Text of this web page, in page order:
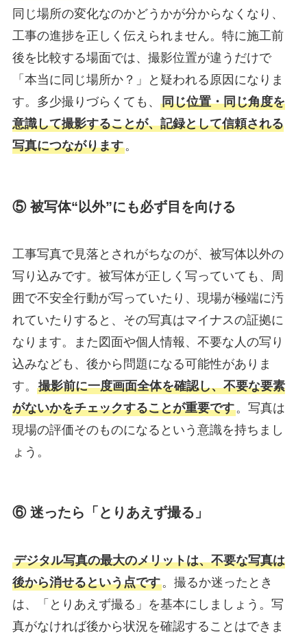
同じ場所の変化なのかどうかが分からなくなり、
工事の進捗を正しく伝えられません。特に施工前
後を比較する場面では、撮影位置が違うだけで
「本当に同じ場所か？」と疑われる原因になりま
す。多少撮りづらくても、 同じ位置・同じ角度を
意識して撮影することが、記録として信頼される
写真につながります。
⑤ 被写体“以外”にも必ず目を向ける
工事写真で見落とされがちなのが、被写体以外の
写り込みです。被写体が正しく写っていても、周
囲で不安全行動が写っていたり、現場が極端に汚
れていたりすると、その写真はマイナスの証拠に
なります。また図面や個人情報、不要な人の写り
込みなども、後から問題になる可能性がありま
す。 撮影前に一度画面全体を確認し、不要な要素
がないかをチェックすることが重要です。写真は
現場の評価そのものになるという意識を持ちまし
ょう。
⑥ 迷ったら「とりあえず撮る」
デジタル写真の最大のメリットは、不要な写真は
後から消せるという点です。撮るか迷ったとき
は、「とりあえず撮る」を基本にしましょう。写
真がなければ後から状況を確認することはできま